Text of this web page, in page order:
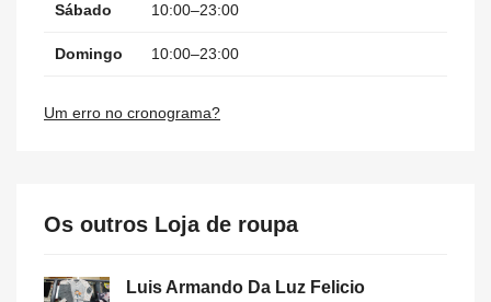
Sábado 10:00–23:00
Domingo 10:00–23:00
Um erro no cronograma?
Os outros Loja de roupa
Luis Armando Da Luz Felicio